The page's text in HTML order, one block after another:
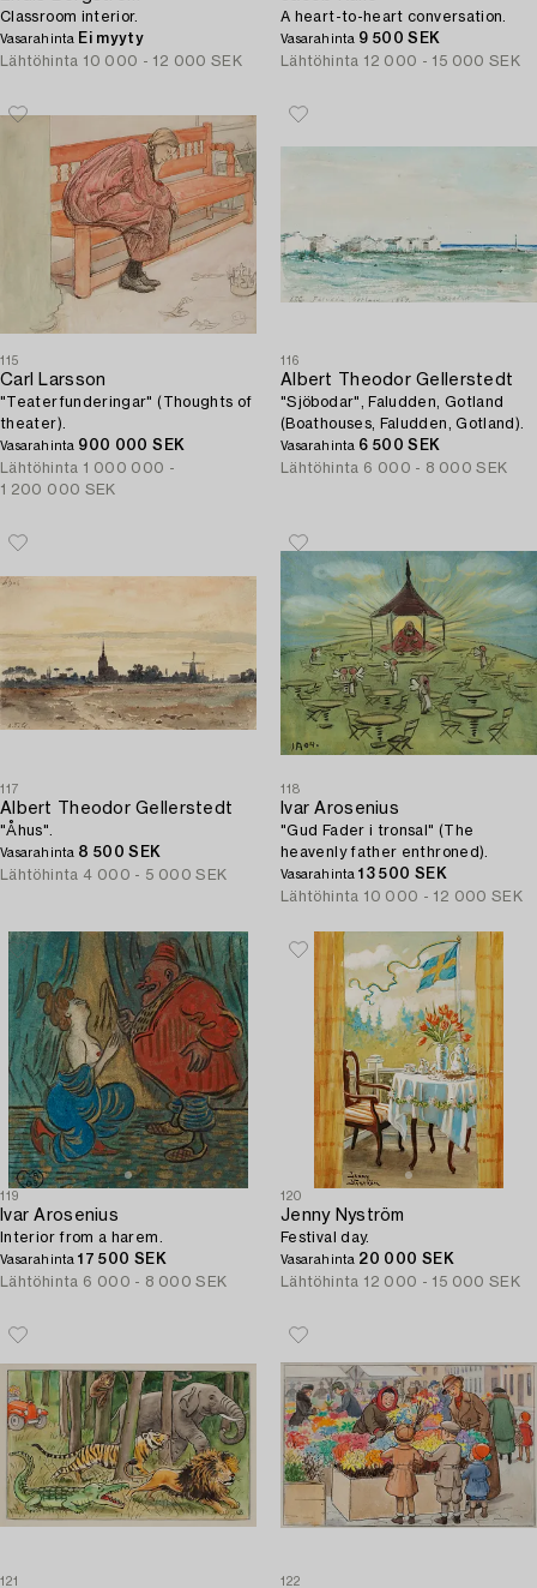
Classroom interior.
Vasarahinta Ei myyty
Lähtöhinta 10 000 - 12 000 SEK
A heart-to-heart conversation.
Vasarahinta 9 500 SEK
Lähtöhinta 12 000 - 15 000 SEK
115
Carl Larsson
"Teaterfunderingar" (Thoughts of
theater).
Vasarahinta 900 000 SEK
Lähtöhinta 1 000 000 -
1 200 000 SEK
116
Albert Theodor Gellerstedt
"Sjöbodar", Faludden, Gotland
(Boathouses, Faludden, Gotland).
Vasarahinta 6 500 SEK
Lähtöhinta 6 000 - 8 000 SEK
117
Albert Theodor Gellerstedt
"Åhus".
Vasarahinta 8 500 SEK
Lähtöhinta 4 000 - 5 000 SEK
118
Ivar Arosenius
"Gud Fader i tronsal" (The
heavenly father enthroned).
Vasarahinta13 500 SEK
Lähtöhinta 10 000 - 12 000 SEK
119
Ivar Arosenius
Interior from a harem.
Vasarahinta17 500 SEK
Lähtöhinta 6 000 - 8 000 SEK
120
Jenny Nyström
Festival day.
Vasarahinta 20 000 SEK
Lähtöhinta 12 000 - 15 000 SEK
121 122